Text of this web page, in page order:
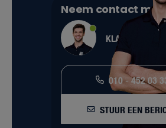
Neem contact met
010 - 452 03
STUUR EEN